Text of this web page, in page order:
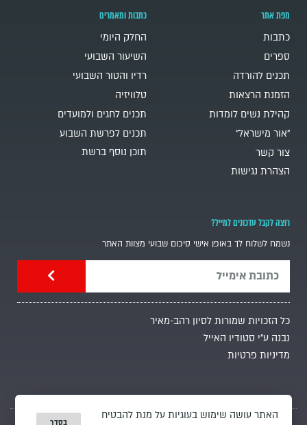
מפת אתר
כתבות
ספרים
תכנים להורדה
הזמנת הרצאות
קהילת נשים לומדות
"אור מישראל"
צור קשר
הצהרת נגישות
כתבות ומאמרים
החלק היומי
השיעור השבועי
רדיו והטור השבועי
טלוויזיה
תכנים לחגים ולמועדים
תכנים לפרשת השבוע
תוכן נוסף ברשת
רוצה לקבל עדכונים למייל?
נשמח לשלוח לך באופן אישי סיכום שבועי מצוות האתר
כל הזכויות שמורות לסיון רהב-מאיר
נבנה ע"י סטודיו האייל
מדיניות פרטיות
האתר עושה שימוש בעוגיות על מנת להבטיח
בסדר